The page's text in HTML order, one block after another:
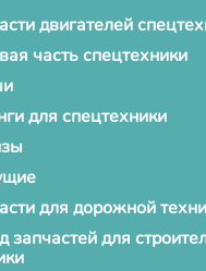
двигателей
часть спецтехники
для спецтехники
для дорожной
запчастей для